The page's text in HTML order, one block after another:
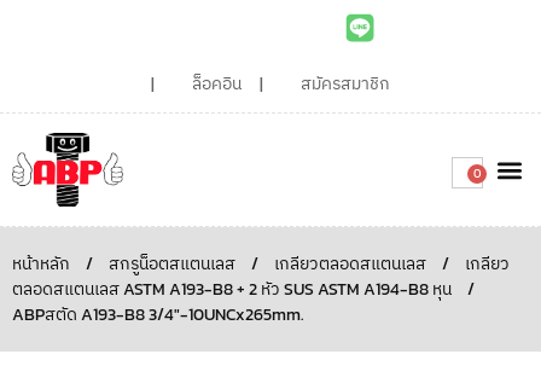
ล็อคอิน สมัครสมาชิก
0
หน้าหลัก / สกรูน็อตสแตนเลส / เกลียวตลอดสแตนเลส /
เกลียว
ตลอดสแตนเลส ASTM A193-B8 + 2 หัว SUS ASTM A194-B8 หุน
/
ABPสตัด A193-B8 3/4″-10UNCx265mm.